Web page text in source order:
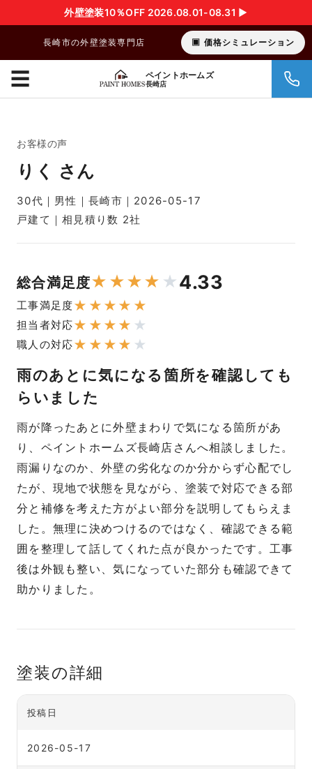
外壁塗装10％OFF 2026.08.01-08.31 ▶︎
長崎市の外壁塗装専門店 価格シミュレーション
ペイントホームズ
長崎店
☰
お客様の声
りく さん
30代｜男性｜長崎市｜2026-05-17
戸建て｜相見積り数 2社
総合満足度★ ★★★ ★ 4.33
工事満足度★ ★ ★ ★ ★
担当者対応★ ★ ★ ★ ★
職人の対応★ ★ ★ ★ ★
雨のあとに気になる箇所を確認しても
らいました
雨が降ったあとに外壁まわりで気になる箇所があ
り、ペイントホームズ長崎店さんへ相談しました。
雨漏りなのか、外壁の劣化なのか分からず心配でし
たが、現地で状態を見ながら、塗装で対応できる部
分と補修を考えた方がよい部分を説明してもらえま
した。無理に決めつけるのではなく、確認できる範
囲を整理して話してくれた点が良かったです。工事
後は外観も整い、気になっていた部分も確認できて
助かりました。
塗装の詳細
投稿日
2026-05-17